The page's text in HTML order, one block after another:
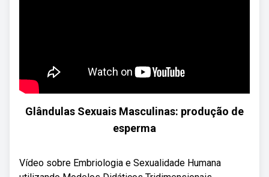
Glândulas Sexuais Masculinas: produção de
esperma
Vídeo sobre Embriologia e Sexualidade Humana